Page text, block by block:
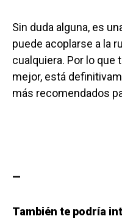
Sin duda alguna, es
puede acoplarse a la
cualquiera. Por lo que
mejor, está
más recomendados
—
También te podría